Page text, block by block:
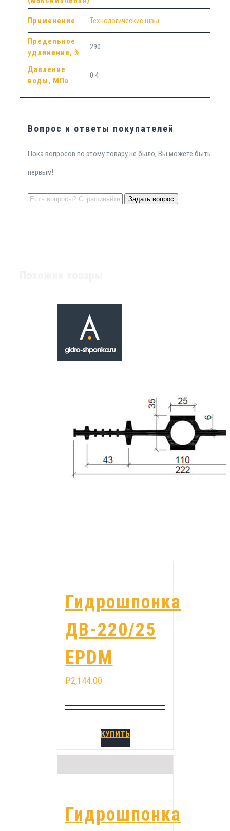
Применение Технологические швы
Предельное
удлинение, %
290
Давление
воды, МПа
0.4
Вопрос и ответы покупателей
Пока вопросов по этому товару не было, Вы можете быть
первым!
Гидрошпонка
ДВ-220/25
EPDM
₽2,144.00
КУПИТЬ
Гидрошпонка